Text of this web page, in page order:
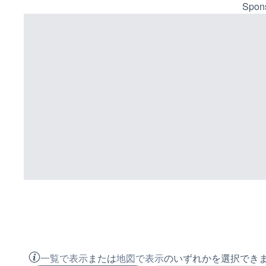
一覧で表示または地図で表示のいずれかを選択できま